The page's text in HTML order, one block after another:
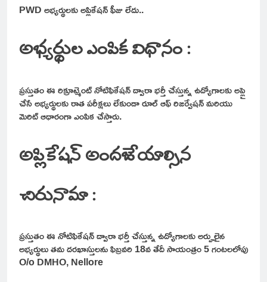
PWD అభ్యర్థులకు అప్లికేషన్ ఫీజు లేదు..
అభ్యర్థుల ఎంపిక విధానం :
ప్రస్తుతం ఈ రిక్రూట్మెంట్ నోటిఫికేషన్ ద్వారా భర్తీ చేస్తున్న ఉద్యోగాలకు అప్లై
చేసే అభ్యర్థులకు రాత పరీక్షలు లేకుండా రూల్ ఆఫ్ రిజర్వేషన్ మరియు
మెరిట్ ఆధారంగా ఎంపిక చేస్తారు.
అప్లికేషన్ అందజేయాల్సిన
చిరునామా :
ప్రస్తుతం ఈ నోటిఫికేషన్ ద్వారా భర్తీ చేస్తున్న ఉద్యోగాలకు అర్హులైన
అభ్యర్థులు తమ దరఖాస్తులను ఫిబ్రవరి 18వ తేదీ సాయంత్రం 5 గంటలలోపు
O/o DMHO, Nellore